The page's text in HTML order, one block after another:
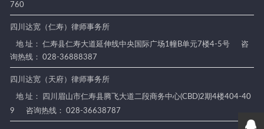
760
四川达宽（仁寿）律师事务所
地 址： 仁寿县仁寿大道延伸线中央国际广场1幢B单元7楼4-5号
咨
询热线： 028-36888387
四川达宽（天府）律师事务所
地 址： 四川眉山市仁寿县腾飞大道二段商务中心(CBD)2期4楼404-40
9
咨询热线： 028-36638787